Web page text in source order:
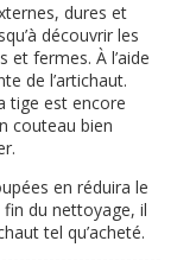
dures et
découvrir les
et fermes. À l’aide
de l’artichaut.
tige est encore
couteau bien
en réduira le
fin du nettoyage, il
tel qu’acheté.